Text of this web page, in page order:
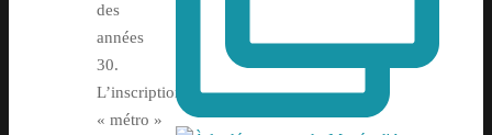
des
années
30.
L’inscription
« métro »